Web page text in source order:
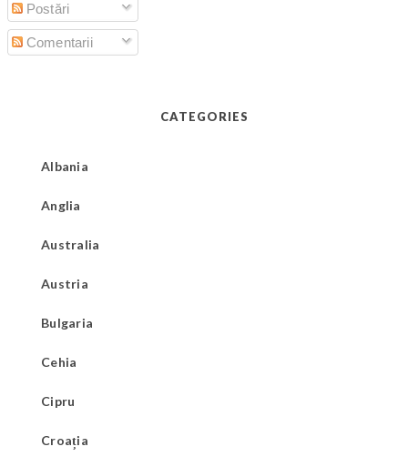
Postări
Comentarii
CATEGORIES
Albania
Anglia
Australia
Austria
Bulgaria
Cehia
Cipru
Croația